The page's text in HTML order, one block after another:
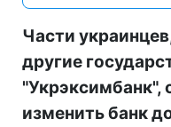
Части
другие
"Укрэксимбанк",
изменить банк